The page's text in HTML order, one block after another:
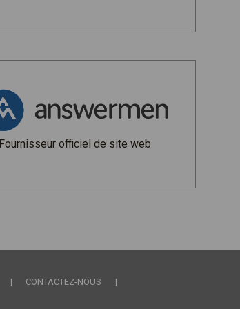
Fournisseur officiel de site web
CONTACTEZ-NOUS